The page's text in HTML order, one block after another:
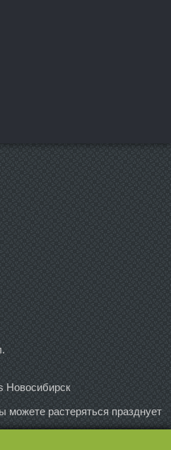
Новосибирск
растеряться празднует